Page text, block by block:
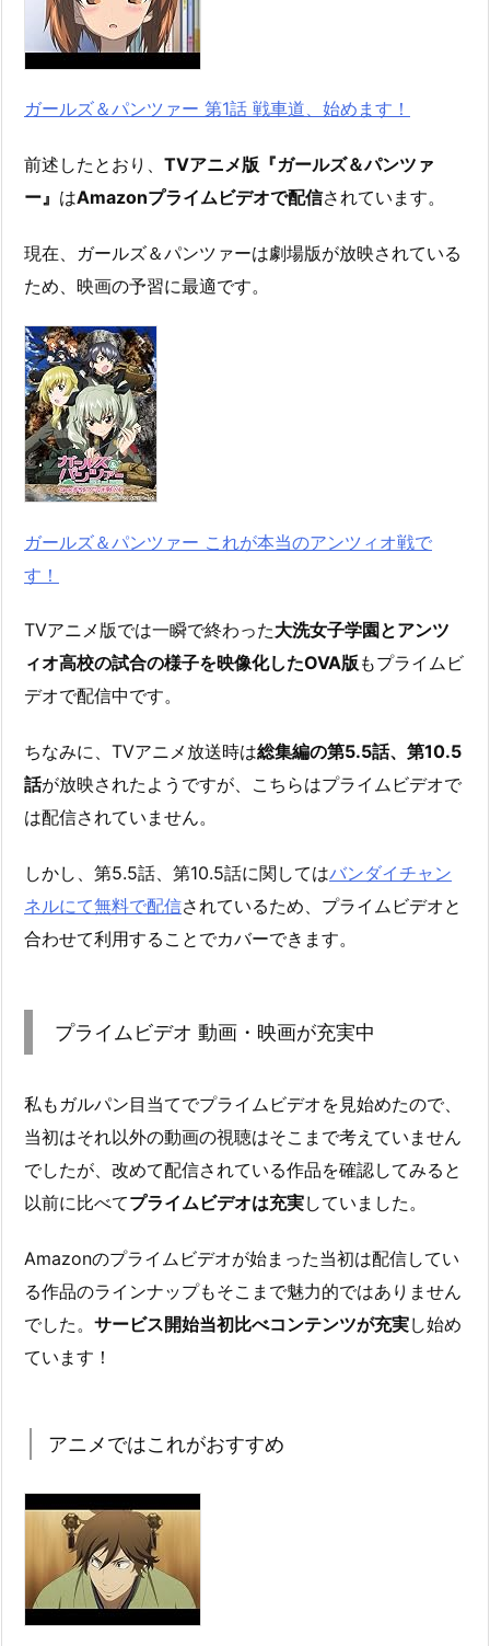
ガールズ＆パンツァー 第1話 戦車道、始めます！
前述したとおり、 TVアニメ版『ガールズ＆パンツァ
ー』 はAmazonプライムビデオで配信されています。
現在、ガールズ＆パンツァーは劇場版が放映されている
ため、映画の予習に最適です。
ガールズ＆パンツァー これが本当のアンツィオ戦で
す！
TVアニメ版では一瞬で終わった大洗女子学園とアンツ
ィオ高校の試合の様子を映像化したOVA版 もプライムビ
デオで配信中です。
ちなみに、TVアニメ放送時は総集編の第5.5話、第10.5
話が放映されたようですが、こちらはプライムビデオで
は配信されていません。
しかし、第5.5話、第10.5話に関してはバンダイチャン
ネルにて無料で配信されているため、プライムビデオと
合わせて利用することでカバーできます。
プライムビデオ 動画・映画が充実中
私もガルパン目当てでプライムビデオを見始めたので、
当初はそれ以外の動画の視聴はそこまで考えていません
でしたが、改めて配信されている作品を確認してみると
以前に比べてプライムビデオは充実していました。
Amazonのプライムビデオが始まった当初は配信してい
る作品のラインナップもそこまで魅力的ではありません
でした。 サービス開始当初比べコンテンツが充実し始め
ています！
アニメではこれがおすすめ